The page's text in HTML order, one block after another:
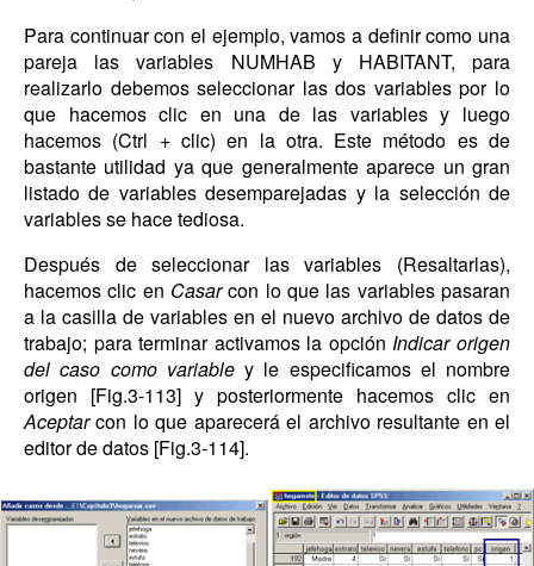
Para continuar con el ejemplo, vamos a definir como una
pareja las variables NUMHAB y HABITANT, para
realizarlo debemos seleccionar las dos variables por lo
que hacemos clic en una de las variables y luego
hacemos (Ctrl + clic) en la otra. Este método es de
bastante utilidad ya que generalmente aparece un gran
listado de variables desemparejadas y la selección de
variables se hace tediosa.
Después de seleccionar las variables (Resaltarlas),
hacemos clic en Casarcon lo que las variables pasaran
a la casilla de variables en el nuevo archivo de datos de
trabajo; para terminar activamos la opciónIndicar origen
del caso como variabley le especificamos el nombre
origen [Fig.3-113] y posteriormente hacemos clic en
Aceptarcon lo que aparecerá el archivo resultante en el
editor de datos [Fig.3-114].